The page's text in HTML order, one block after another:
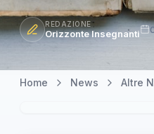
REDAZIONE
Orizzonte Insegnanti
Home News Altre